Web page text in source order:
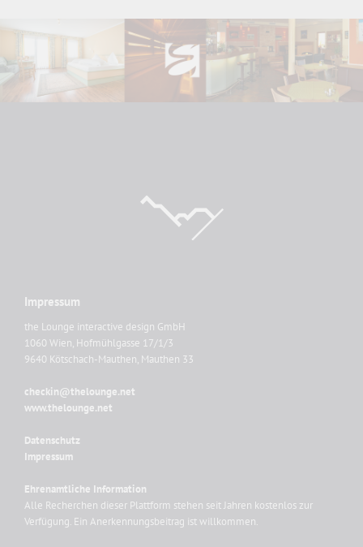
Impressum
the Lounge interactive design GmbH
1060 Wien, Hofmühlgasse 17/1/3
9640 Kötschach-Mauthen, Mauthen 33
checkin@thelounge.net
www.thelounge.net
Datenschutz
Impressum
Ehrenamtliche Information
Alle Recherchen dieser Plattform stehen seit Jahren kostenlos zur
Verfügung. Ein Anerkennungsbeitrag ist willkommen.